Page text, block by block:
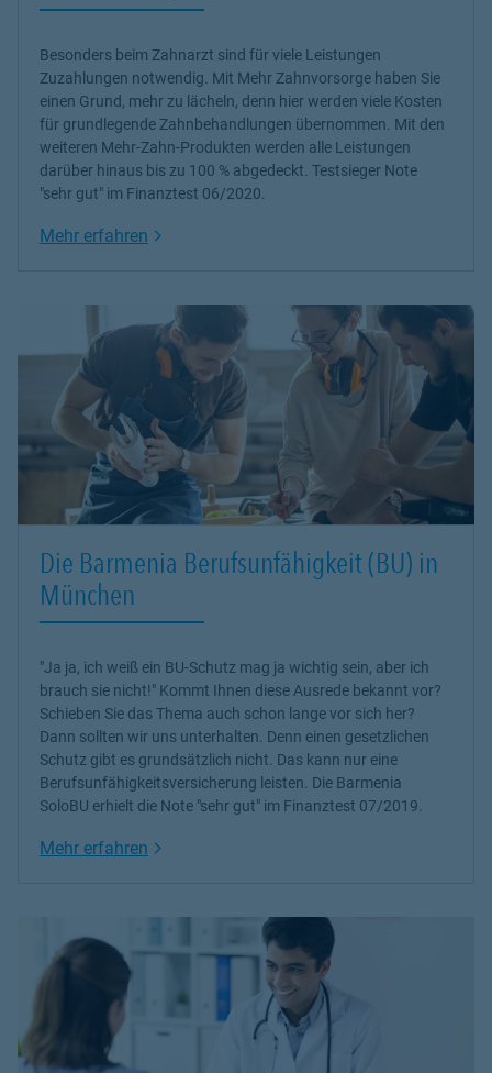
Besonders beim Zahnarzt sind für viele Leistungen
Zuzahlungen notwendig. Mit Mehr Zahnvorsorge haben Sie
einen Grund, mehr zu lächeln, denn hier werden viele Kosten
für grundlegende Zahnbehandlungen übernommen. Mit den
weiteren Mehr-Zahn-Produkten werden alle Leistungen
darüber hinaus bis zu 100 % abgedeckt. Testsieger Note
"sehr gut" im Finanztest 06/2020.
Mehr erfahren Link Opens in New Tab
Die Barmenia Berufsunfähigkeit (BU) in
München
"Ja ja, ich weiß ein BU-Schutz mag ja wichtig sein, aber ich
brauch sie nicht!" Kommt Ihnen diese Ausrede bekannt vor?
Schieben Sie das Thema auch schon lange vor sich her?
Dann sollten wir uns unterhalten. Denn einen gesetzlichen
Schutz gibt es grundsätzlich nicht. Das kann nur eine
Berufsunfähigkeitsversicherung leisten. Die Barmenia
SoloBU erhielt die Note "sehr gut" im Finanztest 07/2019.
Mehr erfahren Link Opens in New Tab